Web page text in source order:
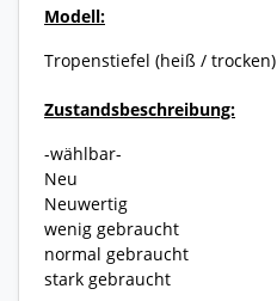
Modell:
Tropenstiefel (heiß / trocken)
Zustandsbeschreibung:
-wählbar-
Neu
Neuwertig
wenig gebraucht
normal gebraucht
stark gebraucht